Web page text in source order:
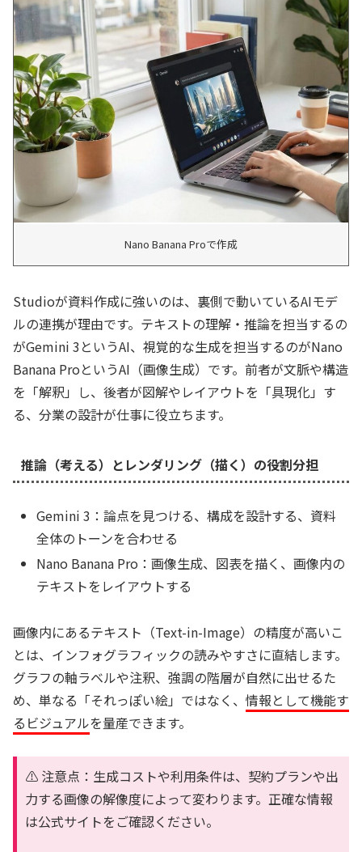
Nano Banana Proで作成
Studioが資料作成に強いのは、裏側で動いているAIモデ
ルの連携が理由です。テキストの理解・推論を担当するの
がGemini 3というAI、視覚的な生成を担当するのがNano
Banana ProというAI（画像生成）です。前者が文脈や構造
を「解釈」し、後者が図解やレイアウトを「具現化」す
る、分業の設計が仕事に役立ちます。
推論（考える）とレンダリング（描く）の役割分担
Gemini 3：論点を見つける、構成を設計する、資料
全体のトーンを合わせる
Nano Banana Pro：画像生成、図表を描く、画像内の
テキストをレイアウトする
画像内にあるテキスト（Text-in-Image）の精度が高いこ
とは、インフォグラフィックの読みやすさに直結します。
グラフの軸ラベルや注釈、強調の階層が自然に出せるた
め、単なる「それっぽい絵」ではなく、 情報として機能す
るビジュアルを量産できます。
⚠️ 注意点：生成コストや利用条件は、契約プランや出
力する画像の解像度によって変わります。正確な情報
は公式サイトをご確認ください。